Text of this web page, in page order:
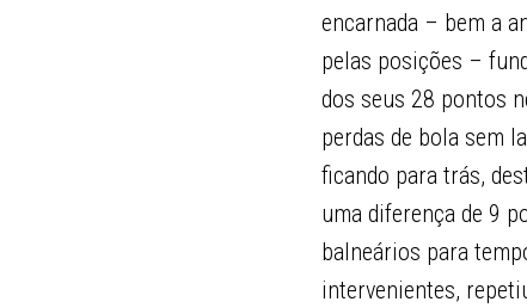
encarnada – bem a
pelas posições –
dos seus 28 pontos
perdas de bola sem
ficando para trás,
uma diferença de 9
balneários para
intervenientes,